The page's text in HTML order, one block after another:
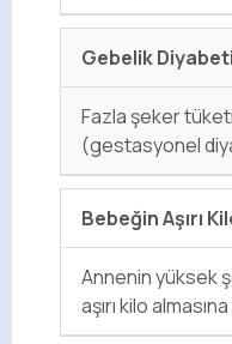
Gebelik
Fazla şeker
(gestasyonel
Bebeğin Aşırı
Annenin yüksek
aşırı kilo